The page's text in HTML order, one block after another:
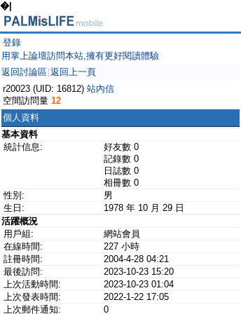
�|
登錄
用掌上論壇訪問本站,擁有更好閱讀體驗
返回討論區 返回上一頁
r20023 (UID: 16812) 站內信
空間訪問量 12
個人資料
基本資料
統計信息:
好友數 0
記錄數 0
日誌數 0
相冊數 0
性別:
男
生日:
1978 年 10 月 29 日
活躍概況
用戶組:
網站會員
在線時間:
227 小時
註冊時間:
2004-4-28 04:21
最後訪問:
2023-10-23 15:20
上次活動時間:
2023-10-23 01:04
上次發表時間:
2022-1-22 17:05
上次郵件通知:
0